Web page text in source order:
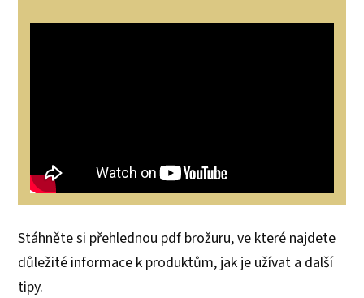
Stáhněte si přehlednou pdf brožuru, ve které najdete
důležité informace k produktům, jak je užívat a další
tipy.